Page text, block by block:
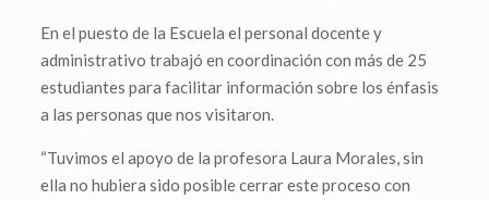
En el puesto de la Escuela el personal docente y
administrativo trabajó en coordinación con más de 25
estudiantes para facilitar información sobre los énfasis
a las personas que nos visitaron.
“Tuvimos el apoyo de la profesora Laura Morales, sin
ella no hubiera sido posible cerrar este proceso con